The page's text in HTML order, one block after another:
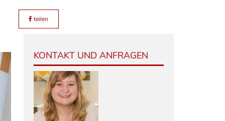
teilen
KONTAKT UND ANFRAGEN